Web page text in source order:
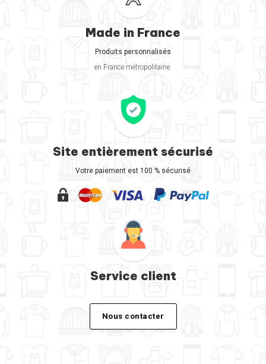
Made in France
Produits personnalisés
en France métropolitaine.
Site entièrement sécurisé
Votre paiement est 100 % sécurisé
Service client
Nous contacter